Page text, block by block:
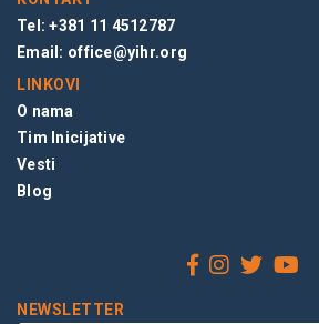
Tel: +381 11 4512787
Email: office@yihr.org
LINKOVI
O nama
Tim Inicijative
Vesti
Blog
NEWSLETTER